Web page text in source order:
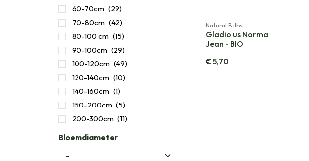
60-70cm (29)
70-80cm (42)
80-100 cm (15)
90-100cm (29)
100-120cm (49)
​120-140cm (10)
140-160cm (1)
150-200cm (5)
200-300cm (11)
Bloemdiameter
Natural Bulbs
Gladiolus Norma
Jean - BIO
€5,70